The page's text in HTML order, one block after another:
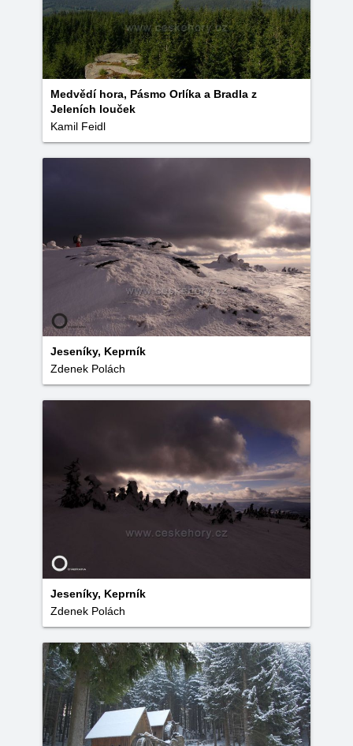
Medvědí hora, Pásmo Orlíka a Bradla z
Jeleních louček
Kamil Feidl
Jeseníky, Keprník
Zdenek Polách
Jeseníky, Keprník
Zdenek Polách